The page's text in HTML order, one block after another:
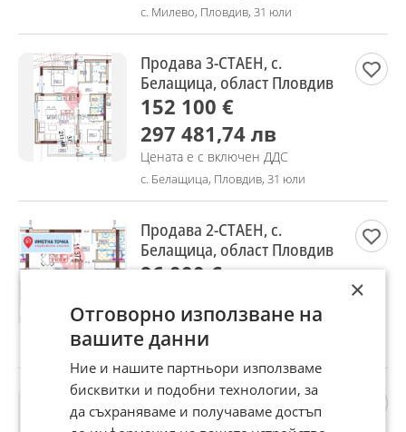
с. Милево, Пловдив, 31 юли
Продава 3-СТАЕН, с.
Белащица, област Пловдив
152 100 €
297 481,74 лв
Цената е с включен ДДС
с. Белащица, Пловдив, 31 юли
Продава 2-СТАЕН, с.
Белащица, област Пловдив
96 000 €
Цената е с включен ДДС
с. Белащица, Пловдив, 31 юли
Продава 2-СТАЕН, с.
Белащица, област Пловдив
×
Отговорно използване на
вашите данни
Ние и нашите партньори използваме
бисквитки и подобни технологии, за
да съхраняваме и получаваме достъп